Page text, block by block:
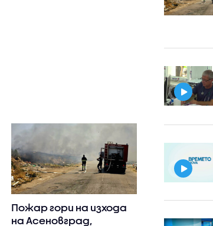
Пожар гори на изхода
на Асеновград,